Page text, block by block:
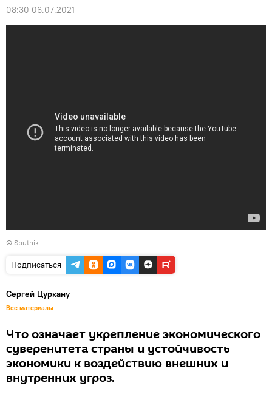
08:30 06.07.2021
© Sputnik
Подписаться
Сергей Цуркану
Все материалы
Что означает укрепление экономического
суверенитета страны и устойчивость
экономики к воздействию внешних и
внутренних угроз.